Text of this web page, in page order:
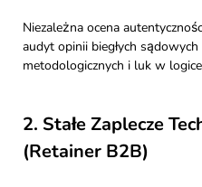
Niezależna ocena
audyt opinii biegłych
metodologicznych i luk w
2. Stałe Zaplecze
(Retainer B2B)